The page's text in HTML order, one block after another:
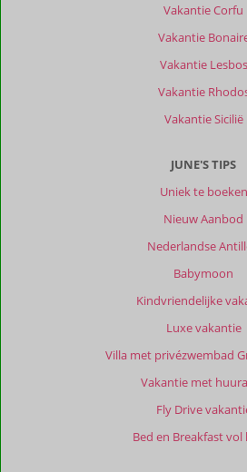
Vakantie Corfu
Vakantie
Vakantie Lesbos
Vakantie
Vakantie Sicilië
JUNE'S TIPS
Uniek te boeken
Nieuw Aanbod
Nederlandse
Babymoon
Kindvriendelijke
Luxe vakantie
Villa met privézwembad
Vakantie met
Fly Drive
Bed en Breakfast vol